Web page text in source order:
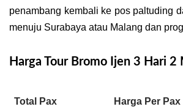
penambang kembali ke pos paltuding
menuju Surabaya atau Malang dan
Harga Tour Bromo Ijen 3 Hari 2
Total Pax Harga Per Pax